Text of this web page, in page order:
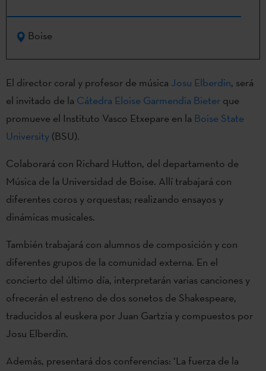
Boise
El director coral y profesor de música Josu Elberdin, será
el invitado de la Cátedra Eloise Garmendia Bieter que
promueve el Instituto Vasco Etxepare en la Boise State
University (BSU).
Colaborará con Richard Hutton, del departamento de
Música de la Universidad de Boise. Allí trabajará con
diferentes coros y orquestas; realizando ensayos y
dinámicas musicales.
También trabajará con alumnos de composición y con
diferentes grupos de la comunidad externa. En el
concierto del último día, interpretarán varias canciones y
ofrecerán el estreno de dos sonetos de Shakespeare,
traducidos al euskera por Juan Gartzia y compuestos por
Josu Elberdin.
Además, presentará dos conferencias: ‘La fuerza de la